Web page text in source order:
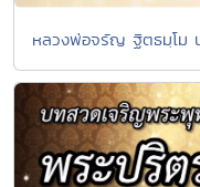
หลวงพ่อจรัญ ฐิตธมฺโม